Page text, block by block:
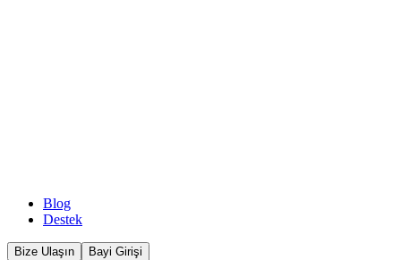
Blog
Destek
Bize Ulaşın Bayi Girişi